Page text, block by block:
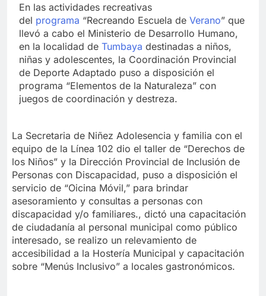
En las actividades recreativas
del programa “Recreando Escuela de Verano” que
llevó a cabo el Ministerio de Desarrollo Humano,
en la localidad de Tumbaya destinadas a niños,
niñas y adolescentes, la Coordinación Provincial
de Deporte Adaptado puso a disposición el
programa “Elementos de la Naturaleza” con
juegos de coordinación y destreza.
La Secretaria de Niñez Adolesencia y familia con el
equipo de la Línea 102 dio el taller de “Derechos de
los Niños” y la Dirección Provincial de Inclusión de
Personas con Discapacidad, puso a disposición el
servicio de “Oicina Móvil,” para brindar
asesoramiento y consultas a personas con
discapacidad y/o familiares., dictó una capacitación
de ciudadanía al personal municipal como público
interesado, se realizo un relevamiento de
accesibilidad a la Hostería Municipal y capacitación
sobre “Menús Inclusivo” a locales gastronómicos.